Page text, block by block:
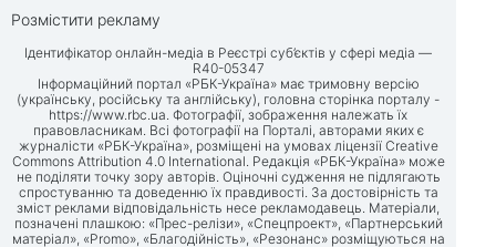
Розмістити рекламу
Ідентифікатор онлайн-медіа в Реєстрі суб’єктів у сфері медіа —
R40-05347
Інформаційний портал «РБК-Україна» має тримовну версію
(українську, російську та англійську), головна сторінка порталу -
https://www.rbc.ua. Фотографії, зображення належать їх
правовласникам. Всі фотографії на Порталі, авторами яких є
журналісти «РБК-Україна», розміщені на умовах ліцензії Creative
Commons Attribution 4.0 International. Редакція «РБК-Україна» може
не поділяти точку зору авторів. Оціночні судження не підлягають
спростуванню та доведенню їх правдивості. За достовірність та
зміст реклами відповідальність несе рекламодавець. Матеріали,
позначені плашкою: «Прес-релізи», «Спецпроект», «Партнерський
матеріал», «Promo», «Благодійність», «Резонанс» розміщуються на